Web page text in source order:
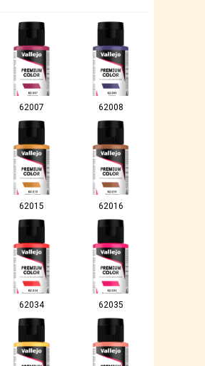
62007 62008
62015 62016
62034 62035